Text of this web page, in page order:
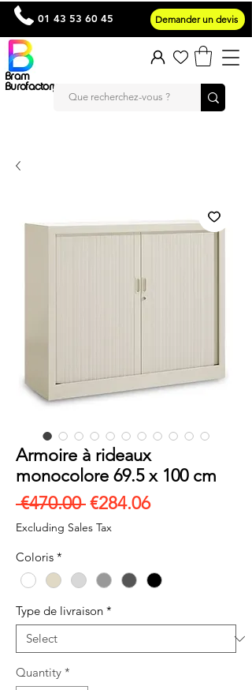
Bram
Burofactory
01 43 53 60 45 Demander un devis
Armoire à rideaux
monocolore 69.5 x 100 cm
€470.00 Regular
Price
€284.06Sale
Excluding Sales Tax
Coloris *
Type de livraison *
Quantity *